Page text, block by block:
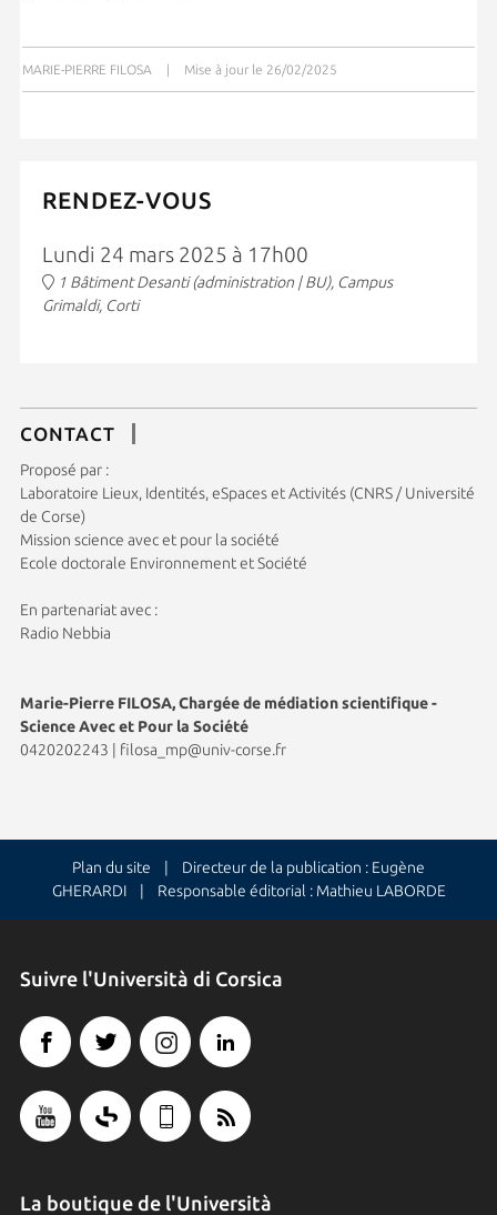
MARIE-PIERRE FILOSA | Mise à jour le 26/02/2025
RENDEZ-VOUS
Lundi 24 mars 2025 à 17h00
1 Bâtiment Desanti (administration | BU), Campus
Grimaldi, Corti
CONTACT
Proposé par :
Laboratoire Lieux, Identités, eSpaces et Activités (CNRS / Université
de Corse)
Mission science avec et pour la société
Ecole doctorale Environnement et Société
En partenariat avec :
Radio Nebbia
Marie-Pierre FILOSA, Chargée de médiation scientifique -
Science Avec et Pour la Société
0420202243
filosa_mp@univ-corse.fr
Plan du site | Directeur de la publication : Eugène
GHERARDI | Responsable éditorial : Mathieu LABORDE
Suivre l'Università di Corsica
La boutique de l'Università